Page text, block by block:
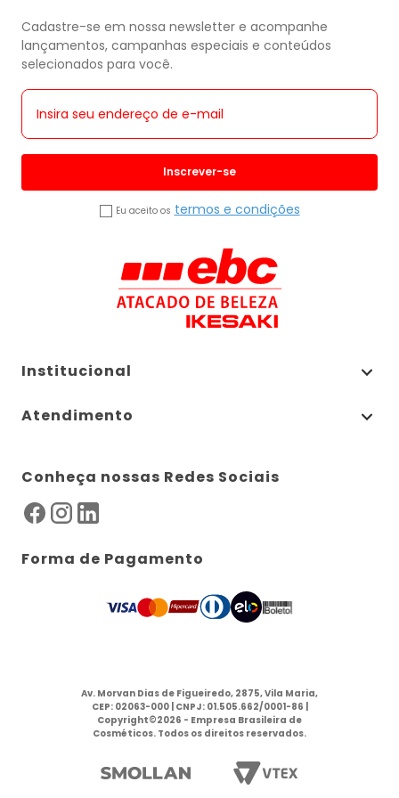
Cadastre-se em nossa newsletter e acompanhe
lançamentos, campanhas especiais e conteúdos
selecionados para você.
Inscrever-se
Eu aceito os termos e condições
Institucional
Atendimento
Conheça nossas Redes Sociais
Forma de Pagamento
Av. Morvan Dias de Figueiredo, 2875, Vila Maria,
CEP: 02063-000 | CNPJ: 01.505.662/0001-86 |
Copyright©2026 - Empresa Brasileira de
Cosméticos. Todos os direitos reservados.